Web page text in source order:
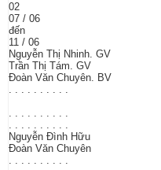
02
07 / 06
đến
11 / 06
Nguyễn Thị Nhinh. GV
Trần Thị Tám. GV
Đoàn Văn Chuyên. BV
. . . . . . . . . .
. . . . . . . . . .
. . . . . . . . . .
Nguyễn Đình Hữu
Đoàn Văn Chuyên
. . . . . . . . . .